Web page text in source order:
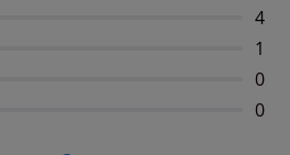
4
1
0
0
les avis clients